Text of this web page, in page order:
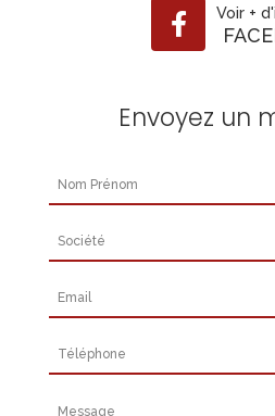
Voir +
Envoyez un
Nom Prénom
Société
Email
Téléphone
Message